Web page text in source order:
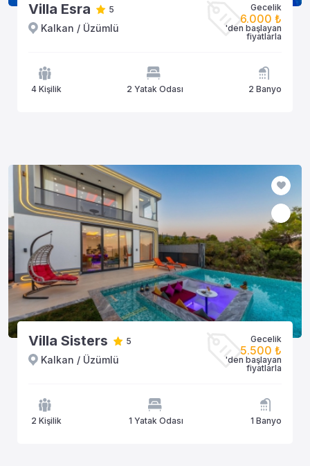
Villa Esra 5
Kalkan / Üzümlü
Gecelik
6.000 ₺
'den başlayan
fiyatlarla
4 Kişilik 2 Yatak Odası 2 Banyo
Villa Sisters 5
Kalkan / Üzümlü
Gecelik
5.500 ₺
'den başlayan
fiyatlarla
2 Kişilik 1 Yatak Odası 1 Banyo